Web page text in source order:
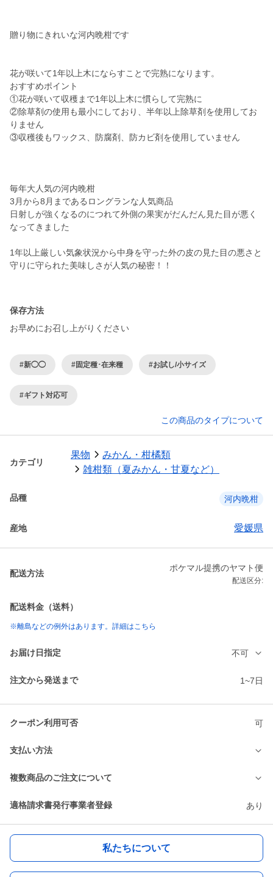
贈り物にきれいな河内晩柑です
花が咲いて1年以上木にならすことで完熟になります。
おすすめポイント
①花が咲いて収穫まで1年以上木に慣らして完熟に
②除草剤の使用も最小にしており、半年以上除草剤を使用してお
りません
③収穫後もワックス、防腐剤、防カビ剤を使用していません
毎年大人気の河内晩柑
3月から8月まであるロングランな人気商品
日射しが強くなるのにつれて外側の果実がだんだん見た目が悪く
なってきました
1年以上厳しい気象状況から中身を守った外の皮の見た目の悪さと
守りに守られた美味しさが人気の秘密！！
保存方法
お早めにお召し上がりください
#新◯◯ #固定種･在来種 #お試し/小サイズ
#ギフト対応可
この商品のタイプについて
カテゴリ
果物
みかん・柑橘類
雑柑類（夏みかん・甘夏など）
品種 河内晩柑
産地 愛媛県
配送方法
ポケマル提携のヤマト便
配送区分:
配送料金（送料）
※離島などの例外はあります。詳細はこちら
お届け日指定 不可
注文から発送まで 1~7日
クーポン利用可否 可
支払い方法
複数商品のご注文について
適格請求書発行事業者登録 あり
私たちについて